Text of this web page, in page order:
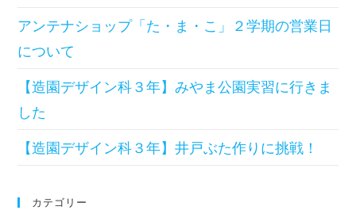
アンテナショップ「た・ま・こ」２学期の営業日
について
【造園デザイン科３年】みやま公園実習に行きま
した
【造園デザイン科３年】井戸ぶた作りに挑戦！
カテゴリー